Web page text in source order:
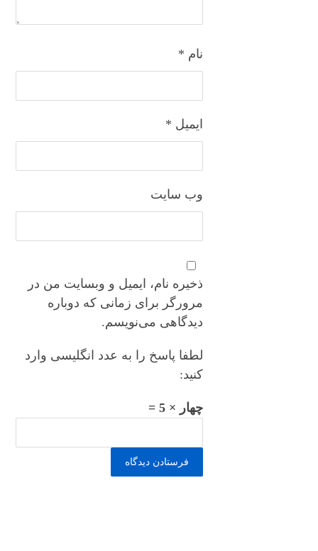
نام *
ایمیل *
وب‌ سایت
ذخیره نام، ایمیل و وبسایت من در
مرورگر برای زمانی که دوباره
دیدگاهی می‌نویسم.
لطفا پاسخ را به عدد انگلیسی وارد
کنید:
چهار × 5 =